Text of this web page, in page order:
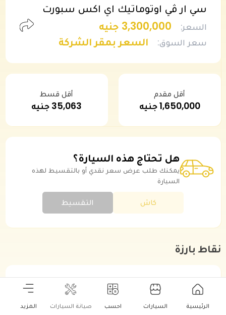
سي ار ڤي اوتوماتيك اي اكس سبورت
السعر: 3,300,000 جنيه
سعر السوق: السعر بمقر الشركة
أقل مقدم
1,650,000 جنيه
أقل قسط
35,063 جنيه
هل تحتاج هذه السيارة؟
يمكنك طلب عرض سعر نقدي أو بالتقسيط لهذه
السيارة
كاش التقسيط
نقاط بارزة
موديل سنة 2024
الرئيسية السيارات احسب صيانة السيارات المزيد